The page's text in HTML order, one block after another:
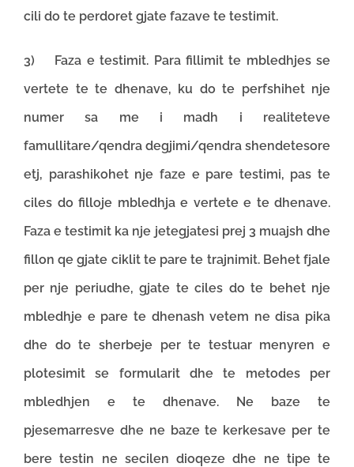
cili do te perdoret gjate fazave te testimit.
3) Faza e testimit. Para fillimit te mbledhjes se
vertete te te dhenave, ku do te perfshihet nje
numer sa me i madh i realiteteve
famullitare/qendra degjimi/qendra shendetesore
etj, parashikohet nje faze e pare testimi, pas te
ciles do filloje mbledhja e vertete e te dhenave.
Faza e testimit ka nje jetegjatesi prej 3 muajsh dhe
fillon qe gjate ciklit te pare te trajnimit. Behet fjale
per nje periudhe, gjate te ciles do te behet nje
mbledhje e pare te dhenash vetem ne disa pika
dhe do te sherbeje per te testuar menyren e
plotesimit se formularit dhe te metodes per
mbledhjen e te dhenave. Ne baze te
pjesemarresve dhe ne baze te kerkesave per te
bere testin ne secilen dioqeze dhe ne tipe te